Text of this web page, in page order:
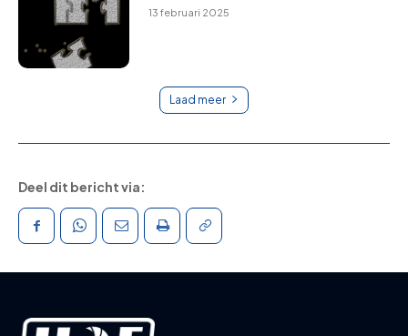
13 februari 2025
Laad meer
Deel dit bericht via: